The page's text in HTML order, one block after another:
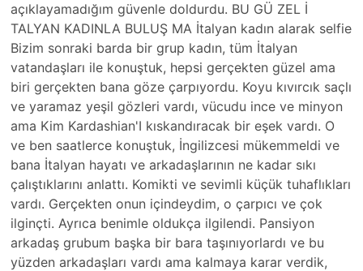
açıklayamadığım güvenle doldurdu. BU GÜ ZEL İ
TALYAN KADINLA BULUŞ MA İtalyan kadın alarak selfie
Bizim sonraki barda bir grup kadın, tüm İtalyan
vatandaşları ile konuştuk, hepsi gerçekten güzel ama
biri gerçekten bana göze çarpıyordu. Koyu kıvırcık saçlı
ve yaramaz yeşil gözleri vardı, vücudu ince ve minyon
ama Kim Kardashian'I kıskandıracak bir eşek vardı. O
ve ben saatlerce konuştuk, İngilizcesi mükemmeldi ve
bana İtalyan hayatı ve arkadaşlarının ne kadar sıkı
çalıştıklarını anlattı. Komikti ve sevimli küçük tuhaflıkları
vardı. Gerçekten onun içindeydim, o çarpıcı ve çok
ilginçti. Ayrıca benimle oldukça ilgilendi. Pansiyon
arkadaş grubum başka bir bara taşınıyorlardı ve bu
yüzden arkadaşları vardı ama kalmaya karar verdik,